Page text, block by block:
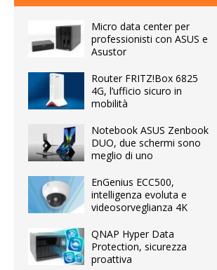
Micro data center per
professionisti con ASUS e
Asustor
Router FRITZ!Box 6825
4G, l’ufficio sicuro in
mobilità
Notebook ASUS Zenbook
DUO, due schermi sono
meglio di uno
EnGenius ECC500,
intelligenza evoluta e
videosorveglianza 4K
QNAP Hyper Data
Protection, sicurezza
proattiva